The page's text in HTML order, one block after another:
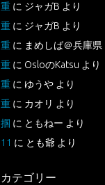
重に ジャガB より
重に ジャガB より
重に まめしば＠兵庫県
重に OsloのKatsu より
重に ゆうやより
重に カオリ より
掴 に ともねー より
11 に とも爺 より
カテゴリー